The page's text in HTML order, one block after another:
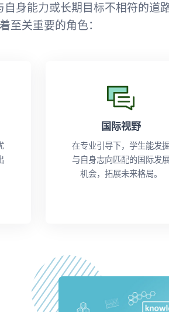
身能力或长期目标不相符的道
至关重要的角色：
国际视野
在专业引导下，学生能发
与自身志向匹配的国际发
机会，拓展未来格局。